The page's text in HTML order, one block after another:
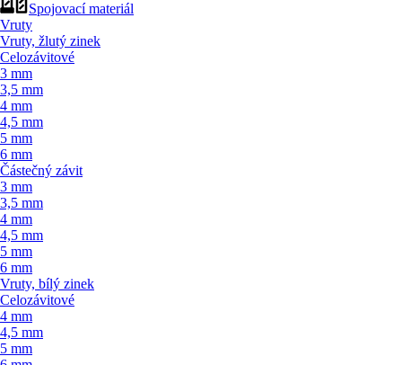
Spojovací materiál
Vruty
Vruty, žlutý zinek
Celozávitové
3 mm
3,5 mm
4 mm
4,5 mm
5 mm
6 mm
Částečný závit
3 mm
3,5 mm
4 mm
4,5 mm
5 mm
6 mm
Vruty, bílý zinek
Celozávitové
4 mm
4,5 mm
5 mm